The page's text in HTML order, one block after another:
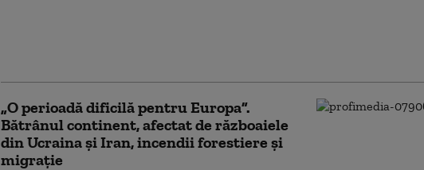
„O perioadă dificilă pentru Europa”.
Bătrânul continent, afectat de războaiele
din Ucraina și Iran, incendii forestiere și
migrație